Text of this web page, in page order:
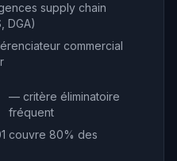
supply chain
DGA)
commercial
— critère éliminatoire
fréquent
couvre 80% des